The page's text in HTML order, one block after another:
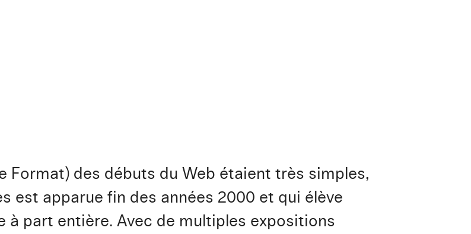
Format) des débuts du Web étaient très simples,
est apparue fin des années 2000 et qui élève
à part entière. Avec de multiples expositions